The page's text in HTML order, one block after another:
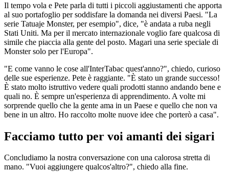
Il tempo vola e Pete parla di tutti i piccoli aggiustamenti che apporta
al suo portafoglio per soddisfare la domanda nei diversi Paesi. "La
serie Tatuaje Monster, per esempio", dice, "è andata a ruba negli
Stati Uniti. Ma per il mercato internazionale voglio fare qualcosa di
simile che piaccia alla gente del posto. Magari una serie speciale di
Monster solo per l'Europa".
"E come vanno le cose all'InterTabac quest'anno?", chiedo, curioso
delle sue esperienze. Pete è raggiante. "È stato un grande successo!
È stato molto istruttivo vedere quali prodotti stanno andando bene e
quali no. È sempre un'esperienza di apprendimento. A volte mi
sorprende quello che la gente ama in un Paese e quello che non va
bene in un altro. Ho raccolto molte nuove idee che porterò a casa".
Facciamo tutto per voi amanti dei sigari
Concludiamo la nostra conversazione con una calorosa stretta di
mano. "Vuoi aggiungere qualcos'altro?", chiedo alla fine.